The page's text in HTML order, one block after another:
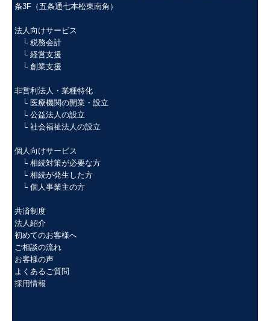
条3F（五条通七本松東南角）
法人向けサービス
└税務会計
└経営支援
└ 創業支援
非営利法人・業種特化
└ 医療機関の開業・設立
└ 公益法人の設立
└ 社会福祉法人の設立
個人向けサービス
└ 相続対策が必要な方
└相続が発生した方
└ 個人事業主の方
共済制度
法人紹介
初めてのお客様へ
ご相談の流れ
お客様の声
よくあるご質問
採用情報